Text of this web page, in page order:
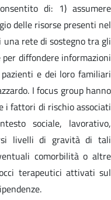
di: 1) assumere
delle risorse presenti nel
rete di sostegno tra gli
diffondere informazioni
e dei loro familiari
I focus group hanno
i fattori di rischio associati
sociale, lavorativo,
livelli di gravità di tali
comorbilità o altre
terapeutici attivati sul